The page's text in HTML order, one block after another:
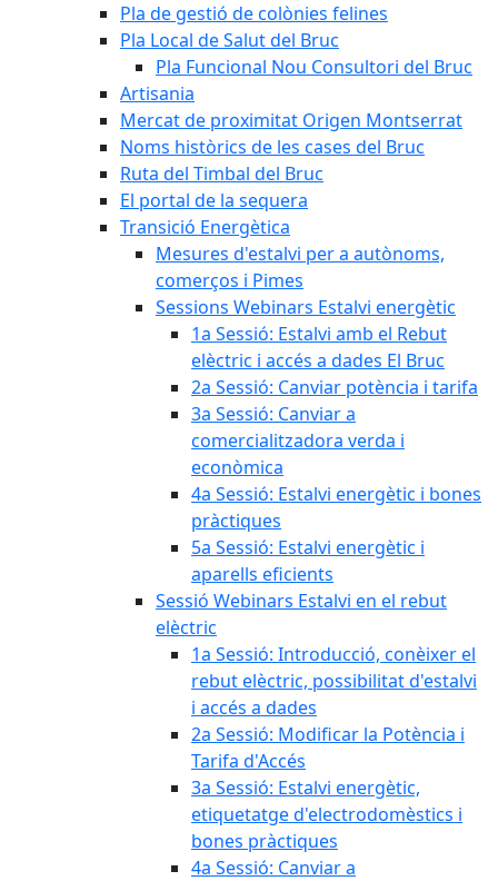
Pla de gestió de colònies felines
Pla Local de Salut del Bruc
Pla Funcional Nou Consultori del Bruc
Artisania
Mercat de proximitat Origen Montserrat
Noms històrics de les cases del Bruc
Ruta del Timbal del Bruc
El portal de la sequera
Transició Energètica
Mesures d'estalvi per a autònoms,
comerços i Pimes
Sessions Webinars Estalvi energètic
1a Sessió: Estalvi amb el Rebut
elèctric i accés a dades El Bruc
2a Sessió: Canviar potència i tarifa
3a Sessió: Canviar a
comercialitzadora verda i
econòmica
4a Sessió: Estalvi energètic i bones
pràctiques
5a Sessió: Estalvi energètic i
aparells eficients
Sessió Webinars Estalvi en el rebut
elèctric
1a Sessió: Introducció, conèixer el
rebut elèctric, possibilitat d'estalvi
i accés a dades
2a Sessió: Modificar la Potència i
Tarifa d'Accés
3a Sessió: Estalvi energètic,
etiquetatge d'electrodomèstics i
bones pràctiques
4a Sessió: Canviar a